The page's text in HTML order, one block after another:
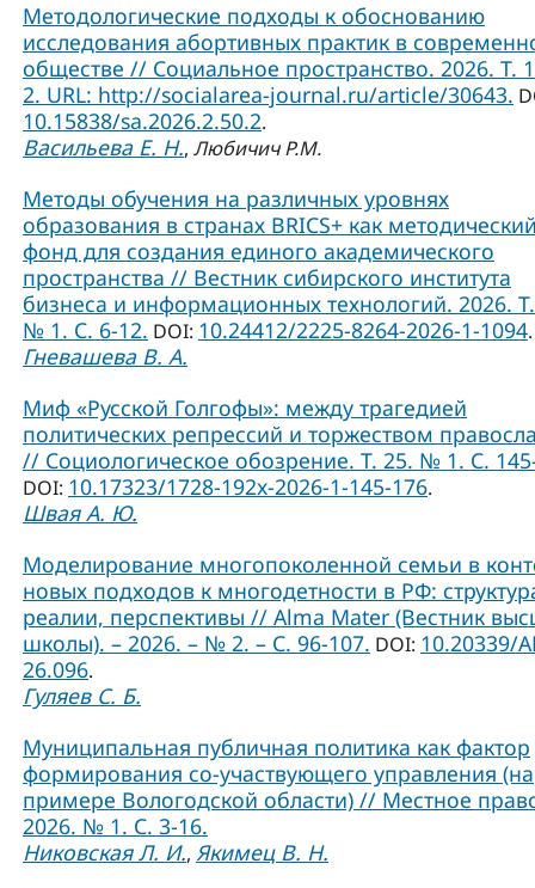
Методологические подходы к обоснованию
исследования абортивных практик в
обществе // Социальное пространство. 2026. Т.
2. URL: http://socialarea-journal.ru/article/30643.
10.15838/sa.2026.2.50.2.
Васильева Е. Н., Любичич Р.М.
Методы обучения на различных уровнях
образования в странах BRICS+ как
фонд для создания единого академического
пространства // Вестник сибирского института
бизнеса и информационных технологий. 2026.
№ 1. С. 6-12. DOI: 10.24412/2225-8264-2026-1-1094.
Гневашева В. А.
Миф «Русской Голгофы»: между трагедией
политических репрессий и торжеством
// Социологическое обозрение. Т. 25. № 1. С.
DOI: 10.17323/1728-192x-2026-1-145-176.
Швая А. Ю.
Моделирование многопоколенной семьи в
новых подходов к многодетности в РФ:
реалии, перспективы // Alma Mater (Вестник
школы). – 2026. – № 2. – С. 96-107. DOI: 10.20339/
26.096.
Гуляев С. Б.
Муниципальная публичная политика как фактор
формирования со-участвующего управления (на
примере Вологодской области) // Местное
2026. № 1. С. 3-16.
Никовская Л. И., Якимец В. Н.